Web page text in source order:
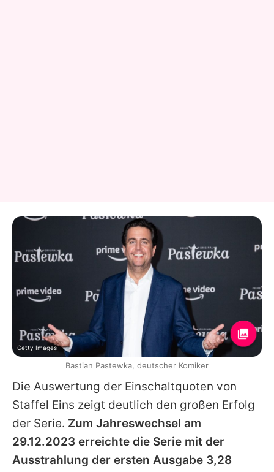
Die Auswertung der Einschaltquoten von
Staffel Eins zeigt deutlich den großen Erfolg
der Serie. Zum Jahreswechsel am
29.12.2023 erreichte die Serie mit der
Ausstrahlung der ersten Ausgabe 3,28
Getty Images
Bastian Pastewka, deutscher Komiker